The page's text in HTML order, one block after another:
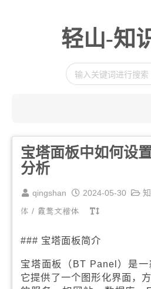
轻山-知
宝塔面板中如何设
分析
qingshan 2024-05-30
体 / 霞鹜文楷体
### 宝塔面板简介
宝塔面板（BT Panel）是一
它提供了一个图形化界面，